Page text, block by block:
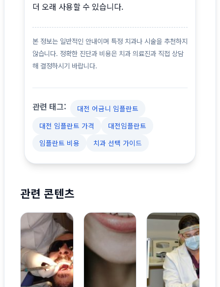
더 오래 사용할 수 있습니다.
본 정보는 일반적인 안내이며 특정 치과나 시술을 추천하지
않습니다. 정확한 진단과 비용은 치과 의료진과 직접 상담
해 결정하시기 바랍니다.
관련 태그:
대전 어금니 임플란트
대전 임플란트 가격
대전임플란트
임플란트 비용
치과 선택 가이드
관련 콘텐츠